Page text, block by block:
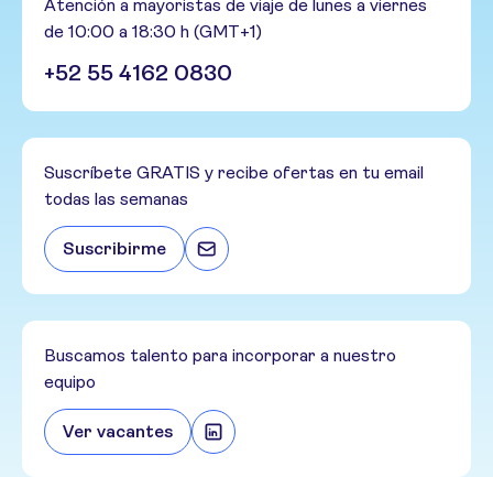
Atención a mayoristas de viaje de lunes a viernes
de 10:00 a 18:30 h (GMT+1)
+52 55 4162 0830
Suscríbete GRATIS y recibe ofertas en tu email
todas las semanas
Suscribirme
Buscamos talento para incorporar a nuestro
equipo
Ver vacantes